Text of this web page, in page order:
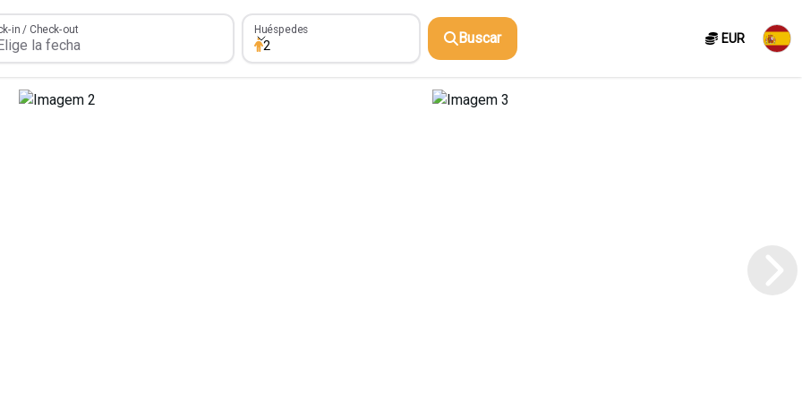
in / Check-out Huéspedes
Huéspedes
2 Buscar EUR